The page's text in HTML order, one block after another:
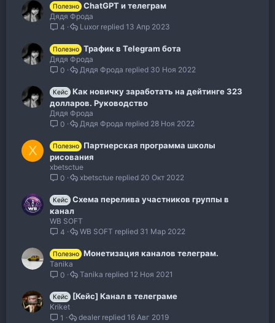
Полезно ChatGPT и телеграм
Дядя Фрода
4
13 Апр 2023
Luxor
Полезно Трафик в Telegram бота
Дядя Фрода
0
30 Ноя 2022
Дядя Фрода
Кейс
Как новичку заработать на дейтинге 323
долларов. Руководство
Дядя Фрода
0
28 Ноя 2022
Дядя Фрода
X Полезно
Партнерская программа школы
рисования
xbetsctue
0
20 Окт 2022
xbetsctue
Кейс
Схема перелива участников группы в
канал
WB SOFT
4
31 Мар 2022
WB SOFT
Полезно Монетизация каналов телеграм.
Tanika
0
12 Ноя 2021
Tanika
Кейс [Кейс] Канал в телеграме
Kriket
1
16 Авг 2019
dealer